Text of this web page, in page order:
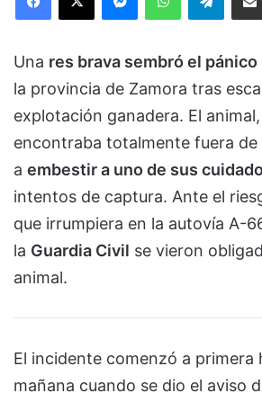
Una res brava sembró el pánico
la provincia de Zamora tras
explotación ganadera. El
encontraba totalmente fuera
a embestir a uno de sus
intentos de captura. Ante el
que irrumpiera en la autovía A-
la Guardia Civil se vieron
animal.
El incidente comenzó a primera
mañana cuando se dio el aviso